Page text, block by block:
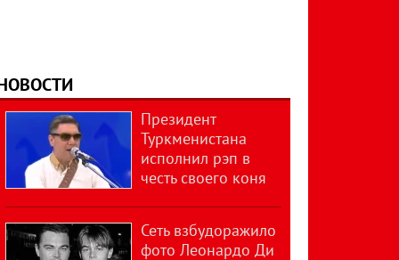
Президент
Туркменистана
исполнил рэп в
честь своего коня
Сеть взбудоражило
фото Леонардо Ди